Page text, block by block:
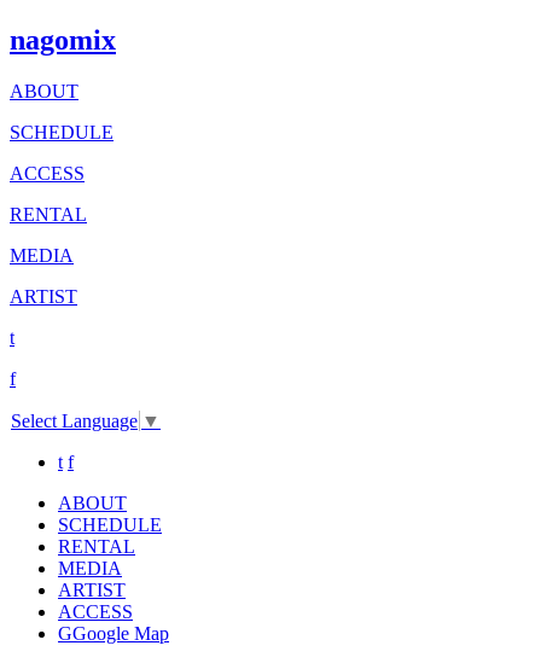
nagomix
ABOUT
SCHEDULE
ACCESS
RENTAL
MEDIA
ARTIST
t
f
Select Language ▼
t f
ABOUT
SCHEDULE
RENTAL
MEDIA
ARTIST
ACCESS
GGoogle Map